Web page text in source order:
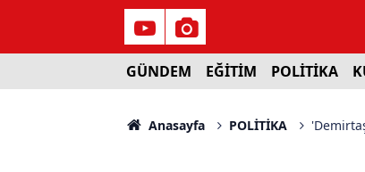
GÜNDEM EĞİTİM POLİTİKA
Anasayfa POLİTİKA